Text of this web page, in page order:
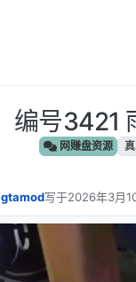
编号3421
网赚盘资源
gtamod写于2026年3月
最后由 编辑